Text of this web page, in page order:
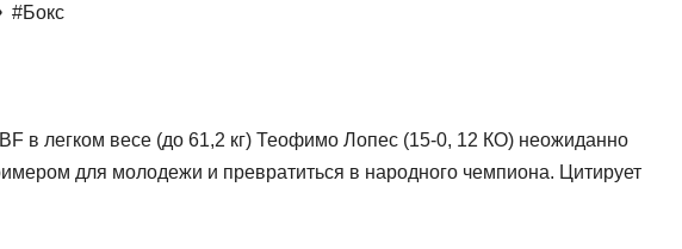
#Бокс
в легком весе (до 61,2 кг) Теофимо Лопес (15-0, 12 КО) неожиданно
для молодежи и превратиться в народного чемпиона. Цитирует